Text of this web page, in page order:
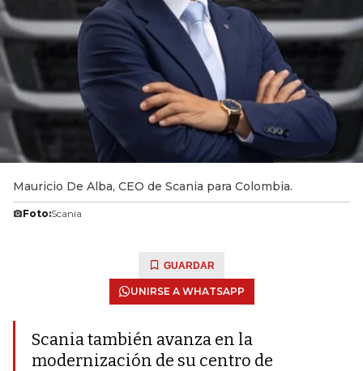
Mauricio De Alba, CEO de Scania para Colombia.
Foto:Scania
GUARDAR
UNIRSE A WHATSAPP
Scania también avanza en la
modernización de su centro de